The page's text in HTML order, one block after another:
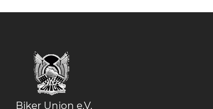
Biker Union e.V.